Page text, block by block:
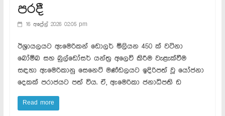
පරදී
16 අප්‍රේල් 2026 02:05 pm
ඊශ්‍රායලයට ඇමෙරිකන් ඩොලර් මිලියන 450 ක් වටිනා
බෝම්බ සහ බුල්ඩෝසර් යන්ත්‍ර අලෙවි කිරීම වැළැක්වීම
සඳහා ඇමෙරිකානු සෙනෙට් මණ්ඩලයට ඉදිරිපත් වූ යෝජනා
දෙකක් පරාජයට පත් විය. ඒ, ඇමෙරිකා ජනාධිපති ඩ
Read more